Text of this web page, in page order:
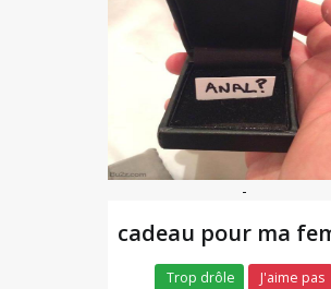
-
cadeau pour ma
Trop drôle J'aime pas